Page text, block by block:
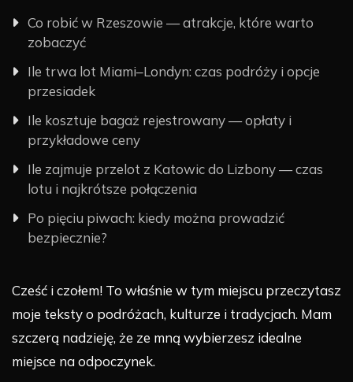
Co robić w Rzeszowie — atrakcje, które warto
zobaczyć
Ile trwa lot Miami–Londyn: czas podróży i opcje
przesiadek
Ile kosztuje bagaż rejestrowany — opłaty i
przykładowe ceny
Ile zajmuje przelot z Katowic do Lizbony — czas
lotu i najkrótsze połączenia
Po pięciu piwach: kiedy można prowadzić
bezpiecznie?
Cześć i czołem! To właśnie w tym miejscu przeczytasz
moje teksty o podróżach, kulturze i tradycjach. Mam
szczerą nadzieję, że ze mną wybierzesz idealne
miejsce na odpoczynek.